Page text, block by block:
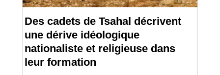
Des cadets de Tsahal décrivent
une dérive idéologique
nationaliste et religieuse dans
leur formation